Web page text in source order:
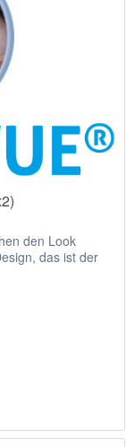
den Look
das ist der